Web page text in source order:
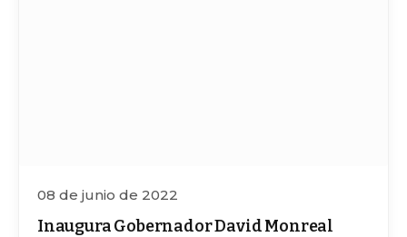
08 de junio de 2022
Inaugura Gobernador David Monreal